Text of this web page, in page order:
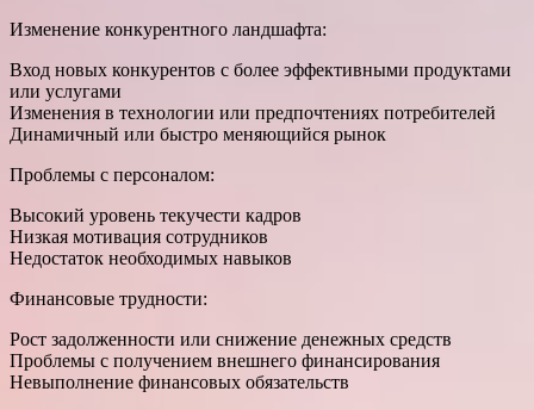
Изменение конкурентного ландшафта:
Вход новых конкурентов с более эффективными продуктами
или услугами
Изменения в технологии или предпочтениях потребителей
Динамичный или быстро меняющийся рынок
Проблемы с персоналом:
Высокий уровень текучести кадров
Низкая мотивация сотрудников
Недостаток необходимых навыков
Финансовые трудности:
Рост задолженности или снижение денежных средств
Проблемы с получением внешнего финансирования
Невыполнение финансовых обязательств